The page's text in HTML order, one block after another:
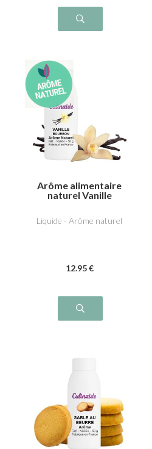
Arôme alimentaire
naturel Vanille
Liquide - Arôme naturel
12.95 €